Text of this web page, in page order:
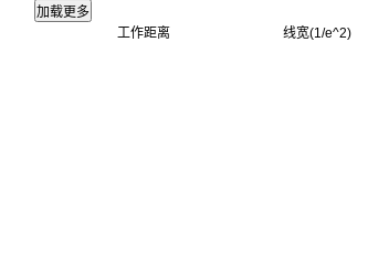
工作距离 线宽(1/e^2)